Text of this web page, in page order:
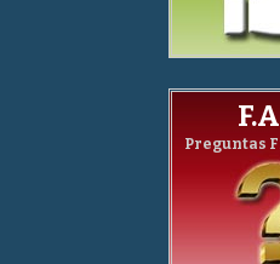
Preguntas